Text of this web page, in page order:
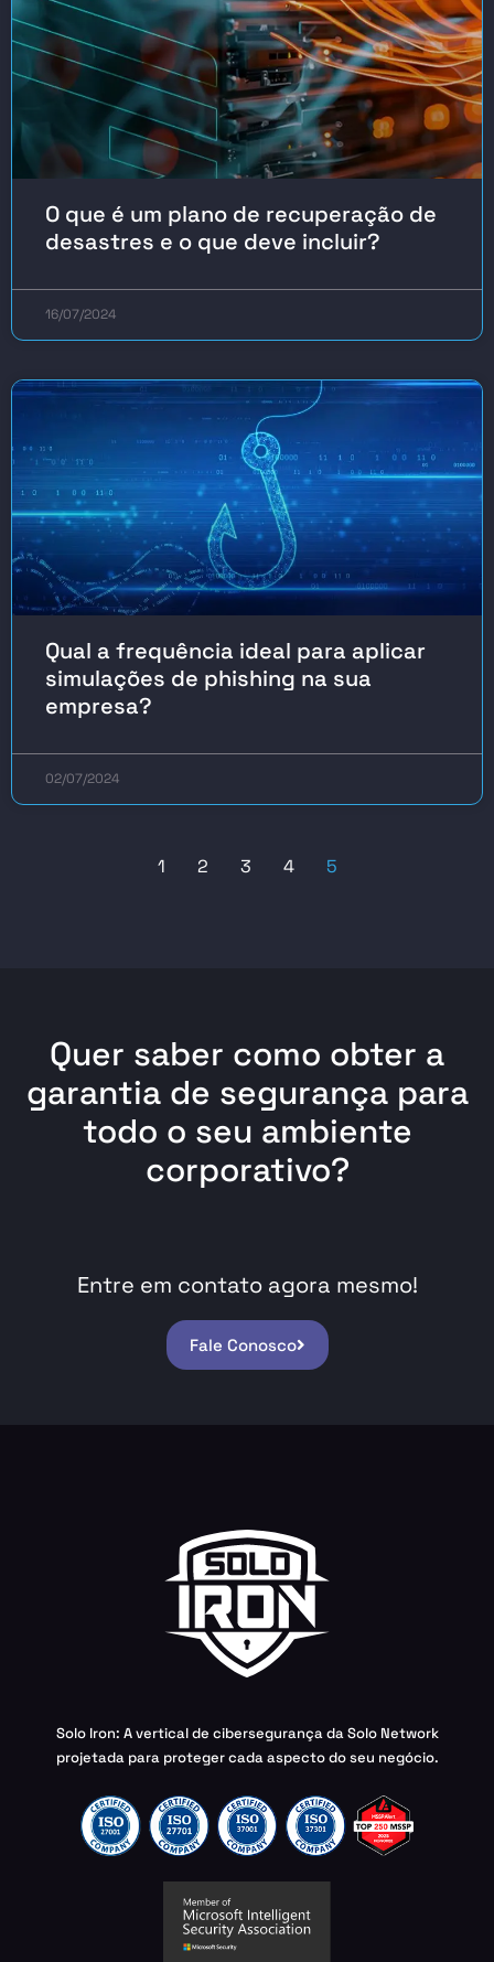
O que é um plano de recuperação de
desastres e o que deve incluir?
16/07/2024
Qual a frequência ideal para aplicar
simulações de phishing na sua
empresa?
02/07/2024
1 2 3 4 5
Quer saber como obter a
garantia de segurança para
todo o seu ambiente
corporativo?
Entre em contato agora mesmo!
Fale Conosco
Solo Iron: A vertical de cibersegurança da Solo Network
projetada para proteger cada aspecto do seu negócio.